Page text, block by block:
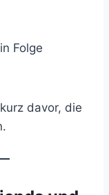
Folge
davor, die